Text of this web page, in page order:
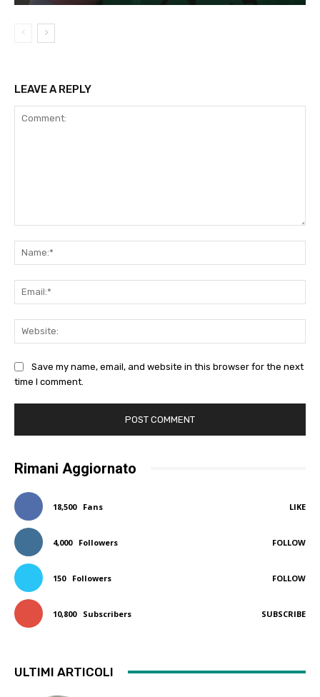
LEAVE A REPLY
Save my name, email, and website in this browser for the next
time I comment.
Rimani Aggiornato
18,500 Fans LIKE
4,000 Followers FOLLOW
150 Followers FOLLOW
10,800 Subscribers SUBSCRIBE
ULTIMI ARTICOLI